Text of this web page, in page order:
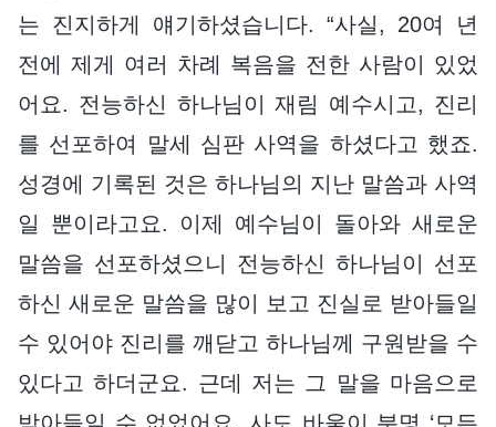
는 진지하게 얘기하셨습니다. “사실, 20여 년
전에 제게 여러 차례 복음을 전한 사람이 있었
어요. 전능하신 하나님이 재림 예수시고, 진리
를 선포하여 말세 심판 사역을 하셨다고 했죠.
성경에 기록된 것은 하나님의 지난 말씀과 사역
일 뿐이라고요. 이제 예수님이 돌아와 새로운
말씀을 선포하셨으니 전능하신 하나님이 선포
하신 새로운 말씀을 많이 보고 진실로 받아들일
수 있어야 진리를 깨닫고 하나님께 구원받을 수
있다고 하더군요. 근데 저는 그 말을 마음으로
받아들일 수 없었어요. 사도 바울이 분명 ‘모든